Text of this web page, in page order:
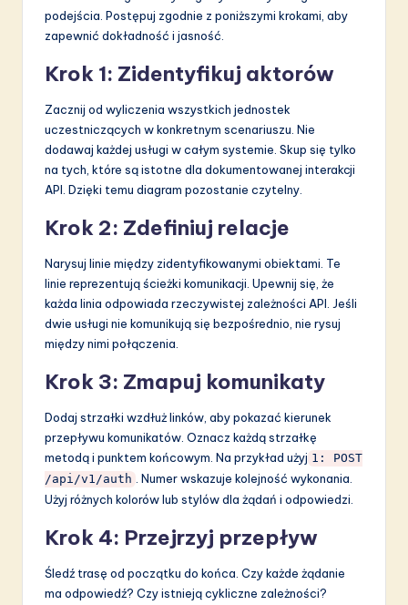
podejścia. Postępuj zgodnie z poniższymi krokami, aby
zapewnić dokładność i jasność.
Krok 1: Zidentyfikuj aktorów
Zacznij od wyliczenia wszystkich jednostek
uczestniczących w konkretnym scenariuszu. Nie
dodawaj każdej usługi w całym systemie. Skup się tylko
na tych, które są istotne dla dokumentowanej interakcji
API. Dzięki temu diagram pozostanie czytelny.
Krok 2: Zdefiniuj relacje
Narysuj linie między zidentyfikowanymi obiektami. Te
linie reprezentują ścieżki komunikacji. Upewnij się, że
każda linia odpowiada rzeczywistej zależności API. Jeśli
dwie usługi nie komunikują się bezpośrednio, nie rysuj
między nimi połączenia.
Krok 3: Zmapuj komunikaty
Dodaj strzałki wzdłuż linków, aby pokazać kierunek
przepływu komunikatów. Oznacz każdą strzałkę
metodą i punktem końcowym. Na przykład użyj 1: POST
/api/v1/auth . Numer wskazuje kolejność wykonania.
Użyj różnych kolorów lub stylów dla żądań i odpowiedzi.
Krok 4: Przejrzyj przepływ
Śledź trasę od początku do końca. Czy każde żądanie
ma odpowiedź? Czy istnieją cykliczne zależności?